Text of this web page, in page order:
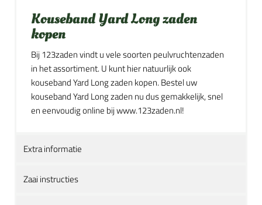
Kouseband Yard Long zaden
kopen
Bij 123zaden vindt u vele soorten peulvruchtenzaden
in het assortiment. U kunt hier natuurlijk ook
kouseband Yard Long zaden kopen. Bestel uw
kouseband Yard Long zaden nu dus gemakkelijk, snel
en eenvoudig online bij www.123zaden.nl!
Extra informatie
Zaai instructies